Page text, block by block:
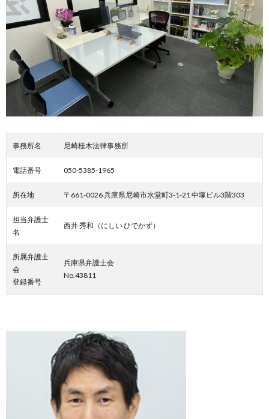
事務所名 尼崎桂木法律事務所
電話番号 050-5385-1965
所在地 〒661-0026 兵庫県尼崎市水堂町3-1-21 中塚ビル3階303
担当弁護士
名
西井 秀和（にしい ひでかず）
所属弁護士
会
登録番号
兵庫県弁護士会
No.43811